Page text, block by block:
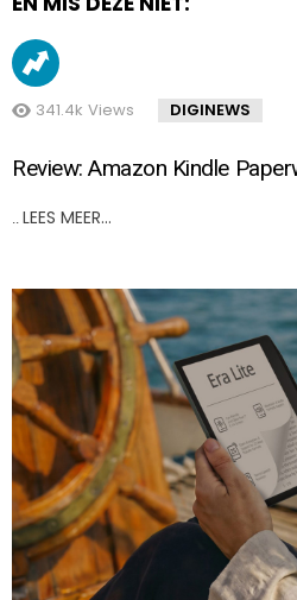
341.4k Views DIGINEWS
Review: Amazon Kindle
.. LEES MEER…